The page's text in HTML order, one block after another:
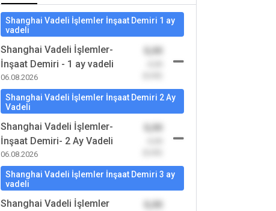
Shanghai Vadeli İşlemler İnşaat Demiri 1 ay
vadeli
Shanghai Vadeli İşlemler-
İnşaat Demiri - 1 ay vadeli
06.08.2026
Shanghai Vadeli İşlemler İnşaat Demiri 2 Ay
Vadeli
Shanghai Vadeli İşlemler-
İnşaat Demiri- 2 Ay Vadeli
06.08.2026
Shanghai Vadeli İşlemler İnşaat Demiri 3 ay
vadeli
Shanghai Vadeli İşlemler